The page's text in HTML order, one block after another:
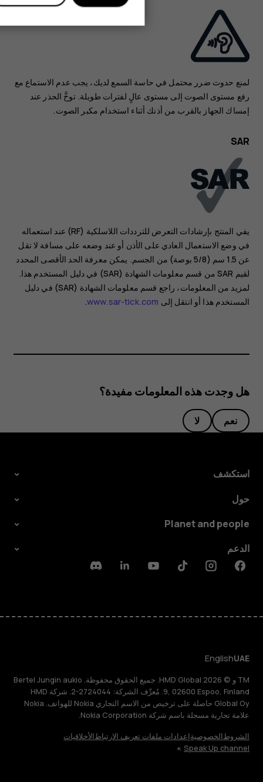
لمنع حدوث ضرر محتمل في حاسة السمع لديك، يجب عدم الاستماع مع
رفع مستوى الصوت إلى مستوى عالٍ لفترات طويلة. توخَّ الحذر عند
إمساك الجهاز بالقرب من أذنك أثناء استخدام مكبر الصوت.
SAR
يفي المنتج بإرشادات التعرض للترددات اللاسلكية (RF) عند استعماله
في وضع الاستعمال العادي على الأذن أو عند وضعه على مسافة لا تقل
عن 1.5 سم (5/8 بوصة) من الجسم. يمكن معرفة الحد الأقصى المحدد
لقيم SAR من قسم معلومات الشهادة (SAR) في دليل المستخدم هذا.
لمزيد من المعلومات، راجع قسم معلومات الشهادة (SAR) في دليل
المستخدم هذا أو انتقل إلى www.sar-tick.com
.
هل وجدت هذه المعلومات مفيدة؟
نعم لا
استكشف
حول
Planet and people
الدعم
Facebook
Instagram
Tiktok
Youtube
Linkedin
Discord
UAE
English
TM و © 2026 HMD Global. جميع الحقوق محفوظة. Bertel Jungin aukio
9, 02600 Espoo, Finland. مُعرِّف الشركة: 2724044-2. شركة HMD
Global Oy حاصلة على ترخيص من الاسم التجاري Nokia للهواتف. Nokia
علامة تجارية مسجلة باسم شركة Nokia Corporation.
الشروطالخصوصيةإعدادات ملفات تعريف الارتباطالأخلاقيات
Speak Up channel